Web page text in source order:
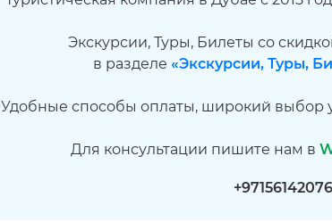
Экскурсии, Туры, Билеты со
в разделе «Экскурсии, Туры,
Удобные способы оплаты, широкий выбор
Для консультации пишите нам в